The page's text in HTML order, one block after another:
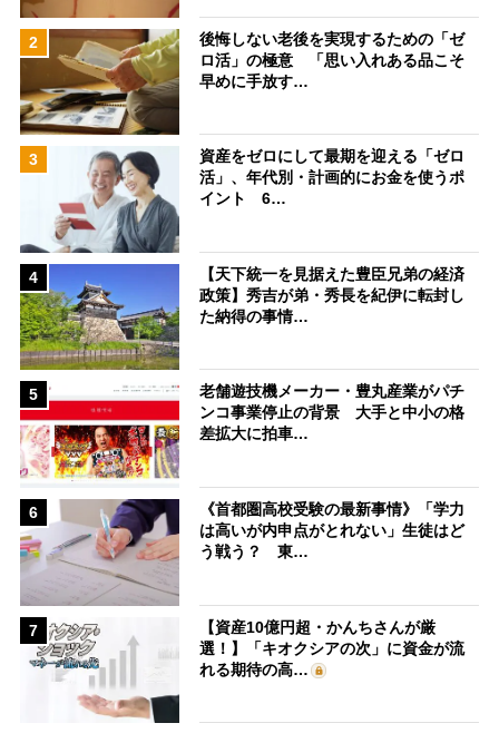
2
後悔しない老後を実現するための「ゼ
ロ活」の極意 「思い入れある品こそ
早めに手放す…
3
資産をゼロにして最期を迎える「ゼロ
活」、年代別・計画的にお金を使うポ
イント 6…
4
【天下統一を見据えた豊臣兄弟の経済
政策】秀吉が弟・秀長を紀伊に転封し
た納得の事情…
5
老舗遊技機メーカー・豊丸産業がパチ
ンコ事業停止の背景 大手と中小の格
差拡大に拍車…
6
《首都圏高校受験の最新事情》「学力
は高いが内申点がとれない」生徒はど
う戦う？ 東…
7
【資産10億円超・かんちさんが厳
選！】「キオクシアの次」に資金が流
れる期待の高…